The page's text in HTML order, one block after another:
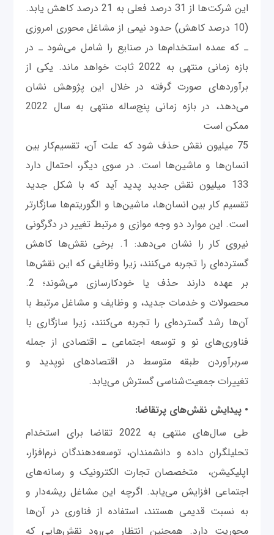
این شرکت‌ها از 31 درصد فعلی به 21 درصد کاهش یابد.
(10 درصد کاهش) حدود نیمی از مشاغل محوری امروزی
ـ که عمده استخدام‌ها در صنایع را شامل می‌شود ـ در
بازه زمانی منتهی به 2022 ثابت خواهد ماند. یکی از
برآوردهای صورت گرفته در خلال این پژوهش نشان
می‌دهد، در بازه زمانی پنج‌ساله منتهی به سال 2022
ممکن است
75 میلیون نقش حذف شود که علت آن، تقسیم‌کار بین
انسان‌ها و ماشین‌ها است. در سوی دیگر، احتمال دارد
133 میلیون نقش جدید پدید آید که با شکل جدید
تقسیم کار بین انسان‌ها، ماشین‌ها و الگوریتم‌ها سازگارتر
است. این موارد دو وجه موازی و مرتبط تغییر در دگرگونی
نیروی کار را نشان می‌دهد: 1. برخی نقش‌ها کاهش
گسترده‌ای را تجربه می‌کنند، زیرا وظایفی که این نقش‌ها
بر عهده دارند حذف یا خودکارسازی می‌شوند؛ 2.
محصولات و خدمات جدید، و وظایف و مشاغل مرتبط با
آن‌ها رشد گسترده‌ای را تجربه می‌کنند، زیرا سازگاری با
فناوری‌های نو و توسعه اجتماعی‌ ـ اقتصادی از جمله
سربرآوردن طبقه متوسط در اقتصادهای نوپدید و
تغییرات جمعیت‌شناسی گسترش می‌یابد.
• پیدایش نقش‌های پرتقاضا:
طی سال‌های منتهی به 2022 تقاضا برای استخدام
تحلیلگران داده و دانشمندان، توسعه‌دهندگان نرم‌افزار،
اپلیکیشن، متخصصان تجارت الکترونیک و رسانه‌های
اجتماعی افزایش می‌یابد. اگرچه این مشاغل ریشه‌دار و
به نسبت قدیمی هستند، استفاده از فناوری در آن‌ها
محوریت دارد. همچنین انتظار می‌رود نقش‌هایی که